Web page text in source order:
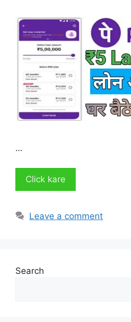
…
Click kare
Leave a comment
Search